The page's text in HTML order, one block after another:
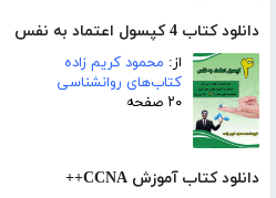
دانلود کتاب 4 کپسول اعتماد به نفس
از: محمود کریم زاده
کتاب‌های روانشناسی
۲۰ صفحه
دانلود کتاب آموزش CCNA++